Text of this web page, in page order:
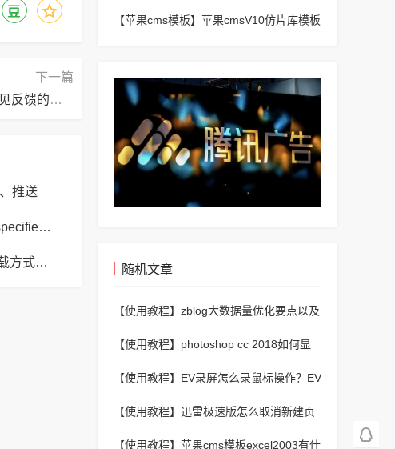
下一篇
学起plus如何提交意见反馈？学起plus提交意见反馈的操作流程
推送
苹果cms模板苹果cms模板php报错no input file specified解决方法
苹果cms模板苹果cms模板帝国CMS弹出窗口下载方式改为点击链接直接下载教程
【苹果cms模板】 苹果cmsV10仿片库模板
随机文章
【使用教程】 zblog大数据量优化要点以及
【使用教程】 photoshop cc 2018如何显
网格的方法
【使用教程】 EV录屏怎么录鼠标操作？EV
【使用教程】 迅雷极速版怎么取消新建页
【使用教程】 苹果cms模板excel2003有什